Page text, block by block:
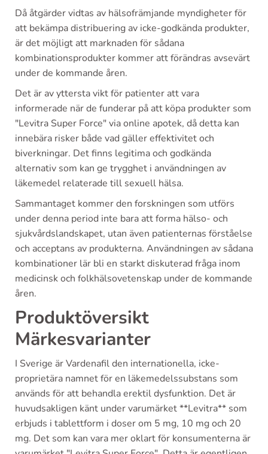
Då åtgärder vidtas av hälsofrämjande myndigheter för
att bekämpa distribuering av icke-godkända produkter,
är det möjligt att marknaden för sådana
kombinationsprodukter kommer att förändras avsevärt
under de kommande åren.
Det är av yttersta vikt för patienter att vara
informerade när de funderar på att köpa produkter som
"Levitra Super Force" via online apotek, då detta kan
innebära risker både vad gäller effektivitet och
biverkningar. Det finns legitima och godkända
alternativ som kan ge trygghet i användningen av
läkemedel relaterade till sexuell hälsa.
Sammantaget kommer den forskningen som utförs
under denna period inte bara att forma hälso- och
sjukvårdslandskapet, utan även patienternas förståelse
och acceptans av produkterna. Användningen av sådana
kombinationer lär bli en starkt diskuterad fråga inom
medicinsk och folkhälsovetenskap under de kommande
åren.
Produktöversikt
Märkesvarianter
I Sverige är Vardenafil den internationella, icke-
proprietära namnet för en läkemedelssubstans som
används för att behandla erektil dysfunktion. Det är
huvudsakligen känt under varumärket **Levitra** som
erbjuds i tablettform i doser om 5 mg, 10 mg och 20
mg. Det som kan vara mer oklart för konsumenterna är